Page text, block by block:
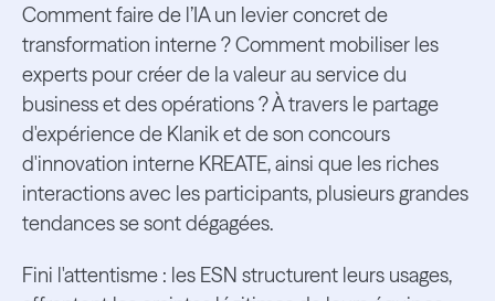
Comment faire de l’IA un levier concret de
transformation interne ? Comment mobiliser les
experts pour créer de la valeur au service du
business et des opérations ? À travers le partage
d'expérience de Klanik et de son concours
d'innovation interne KREATE, ainsi que les riches
interactions avec les participants, plusieurs grandes
tendances se sont dégagées.
Fini l'attentisme : les ESN structurent leurs usages,